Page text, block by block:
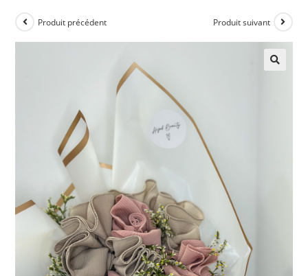
Produit précédent Produit suivant